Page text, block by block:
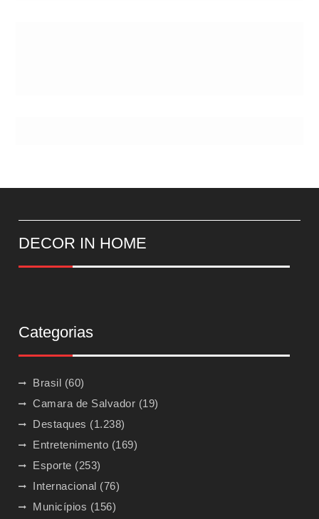
DECOR IN HOME
Categorias
Brasil (60)
Camara de Salvador (19)
Destaques (1.238)
Entretenimento (169)
Esporte (253)
Internacional (76)
Municípios (156)